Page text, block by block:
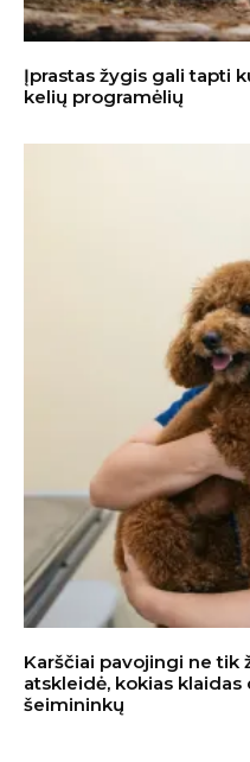
Įprastas žygis gali tapti
kelių programėlių
Karščiai pavojingi ne tik
atskleidė, kokias
šeimininkų